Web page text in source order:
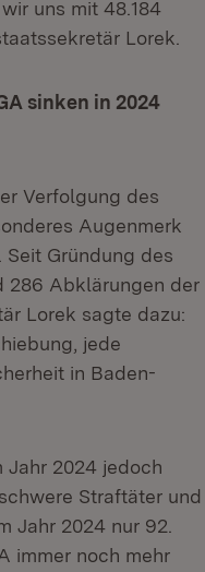
uns mit 48.184
Lorek.
sinken in 2024
Verfolgung des
Augenmerk
Gründung des
286 Abklärungen der
Lorek sagte dazu:
jede
in Baden-
Jahr 2024 jedoch
Straftäter und
Jahr 2024 nur 92.
immer noch mehr